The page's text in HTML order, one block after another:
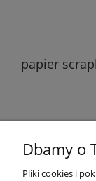
papier
Dbamy o
Pliki cookies i